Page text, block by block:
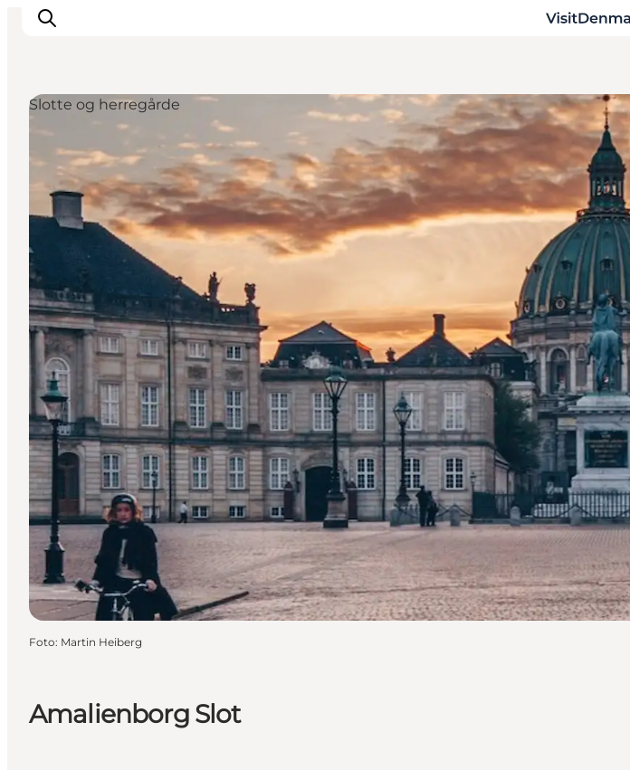
Inspiration
Destinationer
Oplevelser
Overnatning
Planlæg ferien
Amalienborg Slot
Slotte og herregårde
Foto: Martin Heiberg